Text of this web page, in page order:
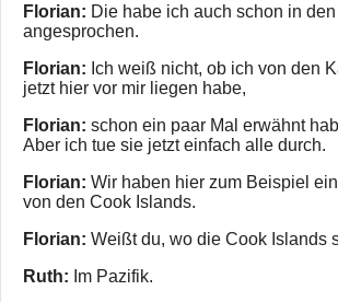
Florian: Die habe ich auch schon in
angesprochen.
Florian: Ich weiß nicht, ob ich von den
jetzt hier vor mir liegen habe,
Florian: schon ein paar Mal erwähnt
Aber ich tue sie jetzt einfach alle durch.
Florian: Wir haben hier zum Beispiel
von den Cook Islands.
Florian: Weißt du, wo die Cook Islands
Ruth: Im Pazifik.